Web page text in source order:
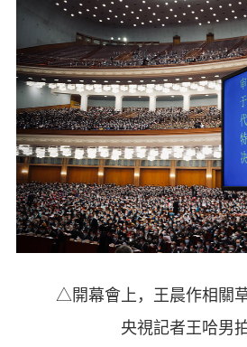
△開幕會上，王晨作相關草
央視記者王哈男拍